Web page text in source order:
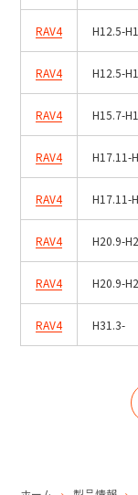
RAV4 H12.5-
RAV4 H12.5-
RAV4 H15.7-
RAV4 H17.11-
RAV4 H17.11-
RAV4 H20.9-
RAV4 H20.9-
RAV4 H31.3-